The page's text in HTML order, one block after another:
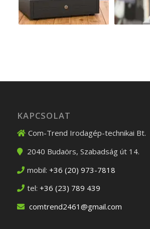
KAPCSOLAT
Com-Trend Irodagép-technikai Bt.
2040 Budaörs, Szabadság út 14.
mobil: +36 (20) 973-7818
tel: +36 (23) 789 439
comtrend2461@gmail.com